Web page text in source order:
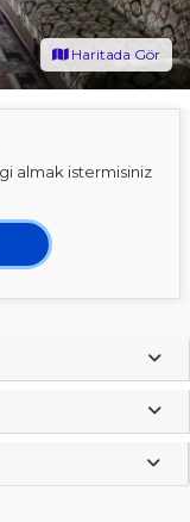
Haritada Gör
almak istermisiniz